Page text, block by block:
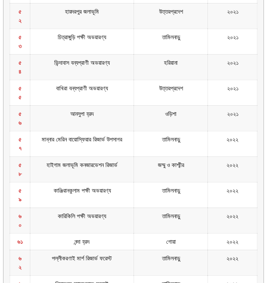
৫
২
হায়দরপুর জলাভূমি উত্তরপ্রদেশ ২০২১
৫
৩
চিত্রাঙ্গুড়ি পক্ষী অভয়ারণ্য তামিলনাড়ু ২০২১
৫
৪
ভিন্দাবাস বন্যপ্রাণী অভয়ারণ্য হরিয়ানা ২০২১
৫
৫
বাখিরা বন্যপ্রাণী অভয়ারণ্য উত্তরপ্রদেশ ২০২১
৫
৬
আনসুপা হ্রদ ওড়িশা ২০২১
৫
৭
মান্নার মেরিন বায়োস্ফিয়ার রিজার্ভ উপসাগর তামিলনাড়ু ২০২২
৫
৮
হাইগাম জলাভূমি কনজারভেশন রিজার্ভ জম্মু ও কাশ্মীর ২০২২
৫
৯
কাঞ্জিরানকুলাম পক্ষী অভয়ারণ্য তামিলনাড়ু ২০২২
৬
০
কারিকিলি পক্ষী অভয়ারণ্য তামিলনাড়ু ২০২২
৬১ নন্দা হ্রদ গোয়া ২০২২
৬
২
পল্লীকরণাই মার্শ রিজার্ভ ফরেস্ট তামিলনাড়ু ২০২২